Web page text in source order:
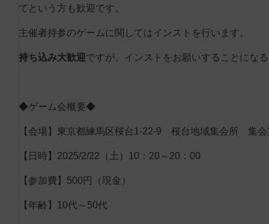
てという方も歓迎です。
主催者持参のゲームに関してはインストを行います。
持ち込み大歓迎ですが、インストをお願いすることにな
◆ゲーム会概要◆
【会場】東京都練馬区桜台1-22-9 桜台地域集会所 集会
【日時】2025/2/22（土）10：20～20：00
【参加費】500円（現金）
【年齢】10代～50代